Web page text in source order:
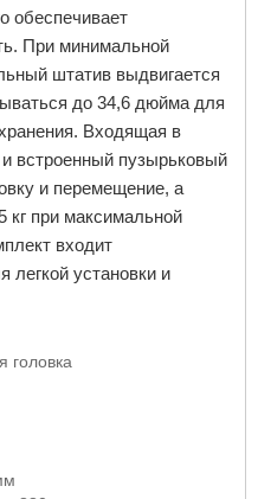
обеспечивает
При минимальной
штатив выдвигается
до 34,6 дюйма для
Входящая в
встроенный пузырьковый
и перемещение, а
кг при максимальной
входит
установки и
головка